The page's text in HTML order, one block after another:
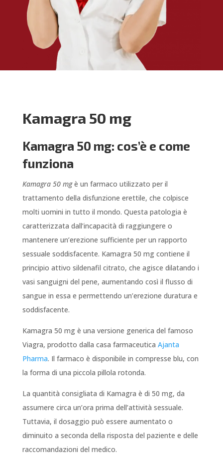
Kamagra 50 mg
Kamagra 50 mg: cos’è e come
funziona
Kamagra 50 mgè un farmaco utilizzato per il
trattamento della disfunzione erettile, che colpisce
molti uomini in tutto il mondo. Questa patologia è
caratterizzata dall’incapacità di raggiungere o
mantenere un’erezione sufficiente per un rapporto
sessuale soddisfacente. Kamagra 50 mg contiene il
principio attivo sildenafil citrato, che agisce dilatando i
vasi sanguigni del pene, aumentando così il flusso di
sangue in essa e permettendo un’erezione duratura e
soddisfacente.
Kamagra 50 mg è una versione generica del famoso
Viagra, prodotto dalla casa farmaceutica Ajanta
Pharma. Il farmaco è disponibile in compresse blu, con
la forma di una piccola pillola rotonda.
La quantità consigliata di Kamagra è di 50 mg, da
assumere circa un’ora prima dell’attività sessuale.
Tuttavia, il dosaggio può essere aumentato o
diminuito a seconda della risposta del paziente e delle
raccomandazioni del medico.